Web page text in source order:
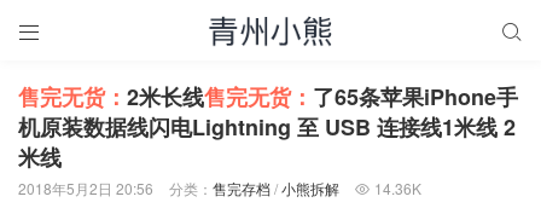
 
售完无货： 2米长线售完无货： 了65条苹果iPhone手
机原装数据线闪电Lightning 至 USB 连接线1米线 2
米线
2018年5月2日 20:56 分类： 售完存档/小熊拆解  14.36K